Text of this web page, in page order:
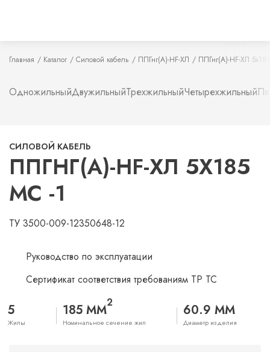
Главная Каталог Силовой кабель ППГнг(А)-HF-ХЛ ППГнг(А)-HF-ХЛ
ОдножильныйДвужильныйТрехжильныйЧетырехжильный
СИЛОВОЙ КАБЕЛЬ
ППГНГ(А)-HF-ХЛ 5Х185
МС -1
ТУ 3500-009-12350648-12
Руководство по эксплуатации
Сертификат соответствия требованиям ТР ТС
5
Жилы
185 ММ2
Номинальное сечение жил
60.9 ММ
Диаметр изделия